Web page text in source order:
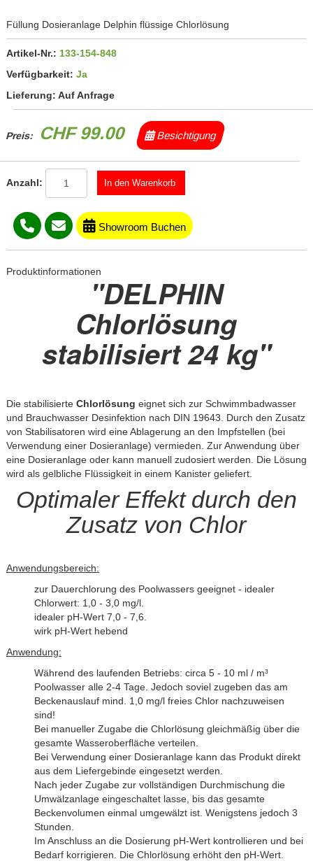
Füllung Dosieranlage Delphin flüssige Chlorlösung
Artikel-Nr.: 133-154-848
Verfügbarkeit: Ja
Lieferung: Auf Anfrage
Preis: CHF 99.00 Besichtigung
Anzahl:
Showroom Buchen
Produktinformationen
"DELPHIN
Chlorlösung
stabilisiert 24 kg"
Die stabilisierte Chlorlösung eignet sich zur Schwimmbadwasser
und Brauchwasser Desinfektion nach DIN 19643. Durch den Zusatz
von Stabilisatoren wird eine Ablagerung an den Impfstellen (bei
Verwendung einer Dosieranlage) vermieden. Zur Anwendung über
eine Dosieranlage oder kann manuell zudosiert werden. Die Lösung
wird als gelbliche Flüssigkeit in einem Kanister geliefert.
Optimaler Effekt durch den
Zusatz von Chlor
Anwendungsbereich:
zur Dauerchlorung des Poolwassers geeignet - idealer
Chlorwert: 1,0 - 3,0 mg/l.
idealer pH-Wert 7,0 - 7,6.
wirk pH-Wert hebend
Anwendung:
Während des laufenden Betriebs: circa 5 - 10 ml / m³
Poolwasser alle 2-4 Tage. Jedoch soviel zugeben das am
Beckenauslauf mind. 1,0 mg/l freies Chlor nachzuweisen
sind!
Bei manueller Zugabe die Chlorlösung gleichmäßig über die
gesamte Wasseroberfläche verteilen.
Bei Verwendung einer Dosieranlage kann das Produkt direkt
aus dem Liefergebinde eingesetzt werden.
Nach jeder Zugabe zur vollständigen Durchmischung die
Umwälzanlage eingeschaltet lasse, bis das gesamte
Beckenvolumen einmal umgewälzt ist. Wenigstens jedoch 3
Stunden.
Im Anschluss an die Dosierung pH-Wert kontrollieren und bei
Bedarf korrigieren. Die Chlorlösung erhöht den pH-Wert.